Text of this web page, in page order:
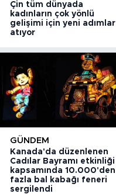
Çin tüm dünyada
kadınların çok yönlü
gelişimi için yeni adımlar
atıyor
GÜNDEM
Kanada'da düzenlenen
Cadılar Bayramı etkinliği
kapsamında 10.000'den
fazla bal kabağı feneri
sergilendi